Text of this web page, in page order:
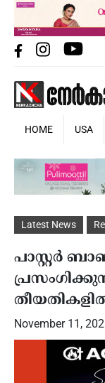
HOME USA
Latest News
പാസ്റ്റര്‍
November 11,